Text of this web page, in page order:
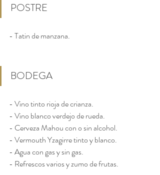
POSTRE
- Tatin de manzana.
BODEGA
- Vino tinto rioja de crianza.
- Vino blanco verdejo de rueda.
- Cerveza Mahou con o sin alcohol.
- Vermouth Yzagirre tinto y blanco.
- Agua con gas y sin gas.
- Refrescos varios y zumo de frutas.